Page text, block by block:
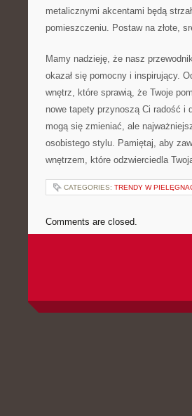
metalicznymi akcentami będą
pomieszczeniu. Postaw na złote,
Mamy nadzieję, że nasz
okazał się ‌pomocny i inspirujący.
wnętrz, które sprawią, że Twoje
nowe⁣ tapety przynoszą Ci radość i
mogą ⁣się zmieniać, ale
osobistego stylu. Pamiętaj, aby
⁢wnętrzem, które ⁣odzwierciedla
CATEGORIES: TRENDY W
Comments are closed.